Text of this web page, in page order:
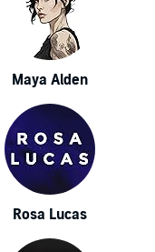
Maya Alden
Rosa Lucas